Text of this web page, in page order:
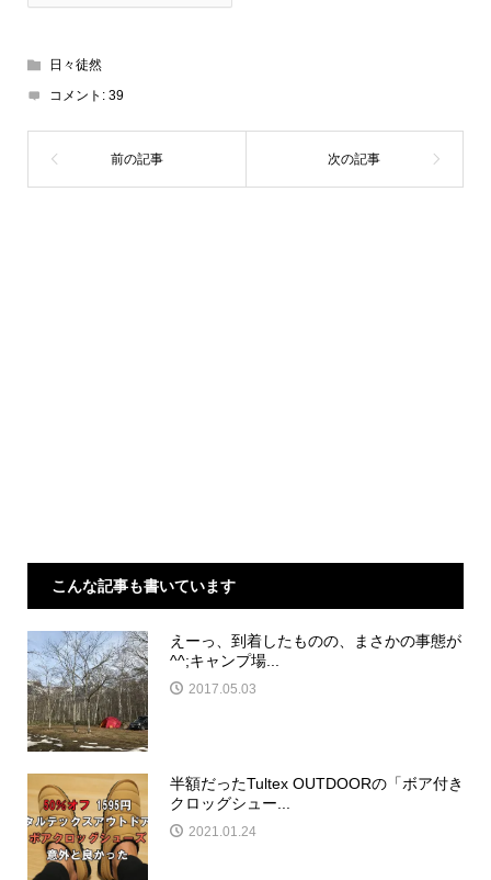
日々徒然
コメント: 39
こんな記事も書いています
えーっ、到着したものの、まさかの事態が
^^;キャンプ場...
2017.05.03
半額だったTultex OUTDOORの「ボア付き
クロッグシュー...
2021.01.24